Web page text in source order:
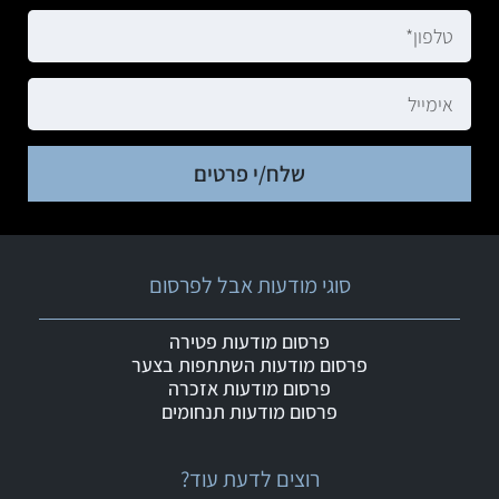
שלח/י פרטים
רוצים לדעת עוד?
סוגי מודעות אבל לפרסום
פרסום מודעות פטירה
פרסום מודעות השתתפות בצער
פרסום מודעות אזכרה
פרסום מודעות תנחומים